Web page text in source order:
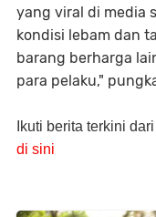
yang viral di media
kondisi lebam dan
barang berharga
para pelaku,"
Ikuti berita terkini
di sini